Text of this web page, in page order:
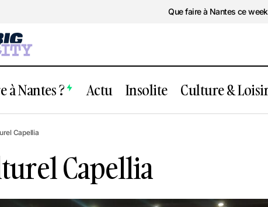
Que faire à Nantes ce
à Nantes ? Actu Insolite Culture &
Capellia
Capellia